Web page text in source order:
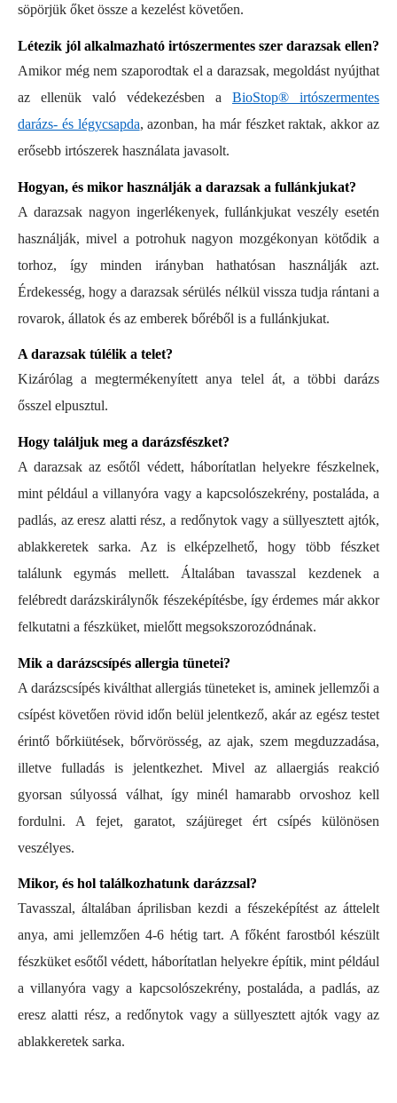
söpörjük őket össze a kezelést követően.
Létezik jól alkalmazható irtószermentes szer darazsak ellen?
Amikor még nem szaporodtak el a darazsak, megoldást nyújthat
az ellenük való védekezésben a BioStop® irtószermentes
darázs- és légycsapda, azonban, ha már fészket raktak, akkor az
erősebb irtószerek használata javasolt.
Hogyan, és mikor használják a darazsak a fullánkjukat?
A darazsak nagyon ingerlékenyek, fullánkjukat veszély esetén
használják, mivel a potrohuk nagyon mozgékonyan kötődik a
torhoz, így minden irányban hathatósan használják azt.
Érdekesség, hogy a darazsak sérülés nélkül vissza tudja rántani a
rovarok, állatok és az emberek bőréből is a fullánkjukat.
A darazsak túlélik a telet?
Kizárólag a megtermékenyített anya telel át, a többi darázs
ősszel elpusztul.
Hogy találjuk meg a darázsfészket?
A darazsak az esőtől védett, háborítatlan helyekre fészkelnek,
mint például a villanyóra vagy a kapcsolószekrény, postaláda, a
padlás, az eresz alatti rész, a redőnytok vagy a süllyesztett ajtók,
ablakkeretek sarka. Az is elképzelhető, hogy több fészket
találunk egymás mellett. Általában tavasszal kezdenek a
felébredt darázskirálynők fészeképítésbe, így érdemes már akkor
felkutatni a fészküket, mielőtt megsokszorozódnának.
Mik a darázscsípés allergia tünetei?
A darázscsípés kiválthat allergiás tüneteket is, aminek jellemzői a
csípést követően rövid időn belül jelentkező, akár az egész testet
érintő bőrkiütések, bőrvörösség, az ajak, szem megduzzadása,
illetve fulladás is jelentkezhet. Mivel az allaergiás reakció
gyorsan súlyossá válhat, így minél hamarabb orvoshoz kell
fordulni. A fejet, garatot, szájüreget ért csípés különösen
veszélyes.
Mikor, és hol találkozhatunk darázzsal?
Tavasszal, általában áprilisban kezdi a fészeképítést az áttelelt
anya, ami jellemzően 4-6 hétig tart. A főként farostból készült
fészküket esőtől védett, háborítatlan helyekre építik, mint például
a villanyóra vagy a kapcsolószekrény, postaláda, a padlás, az
eresz alatti rész, a redőnytok vagy a süllyesztett ajtók vagy az
ablakkeretek sarka.